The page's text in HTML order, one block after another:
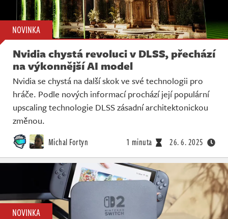
NOVINKA
Nvidia chystá revoluci v DLSS, přechází
na výkonnější AI model
Nvidia se chystá na další skok ve své technologii pro
hráče. Podle nových informací prochází její populární
upscaling technologie DLSS zásadní architektonickou
změnou.
Michal Fortyn 1 minuta 26. 6. 2025
NOVINKA